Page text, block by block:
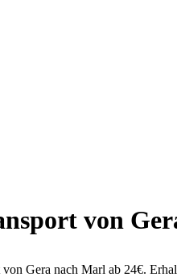
von
Gera nach Marl ab 24€.